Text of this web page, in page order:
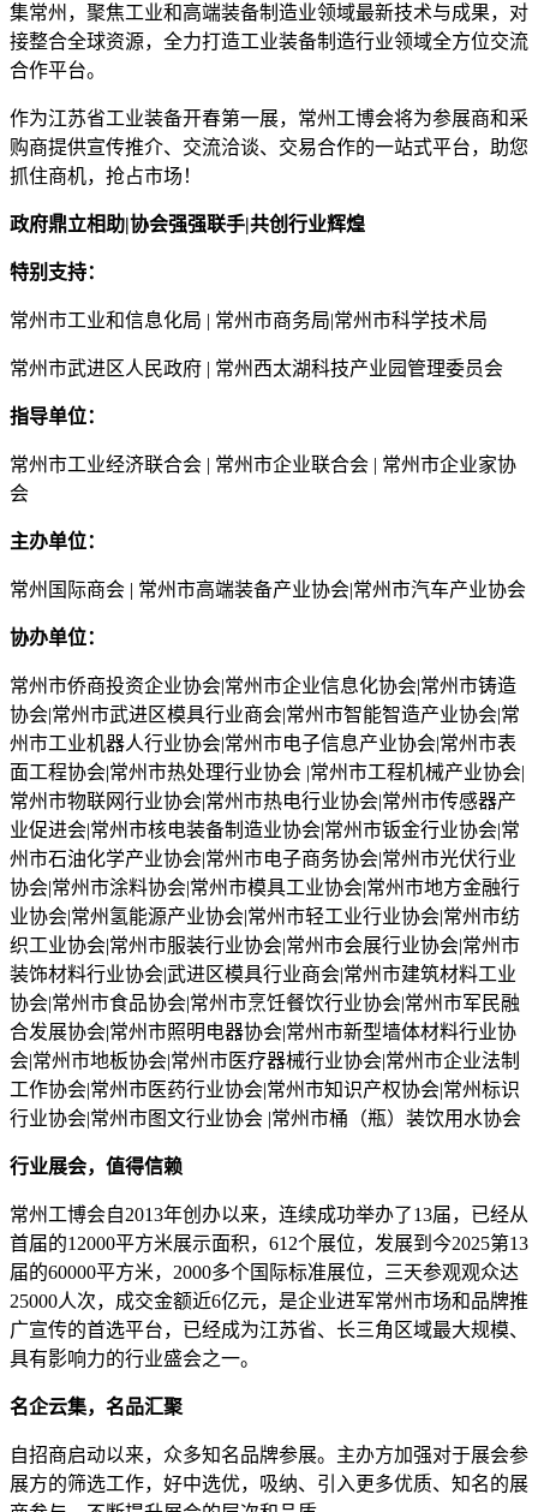
集常州，聚焦工业和高端装备制造业领域最新技术与成果，对
接整合全球资源，全力打造工业装备制造行业领域全方位交流
合作平台。
作为江苏省工业装备开春第一展，常州工博会将为参展商和采
购商提供宣传推介、交流洽谈、交易合作的一站式平台，助您
抓住商机，抢占市场！
政府鼎立相助|协会强强联手|共创行业辉煌
特别支持：
常州市工业和信息化局 | 常州市商务局|常州市科学技术局
常州市武进区人民政府 | 常州西太湖科技产业园管理委员会
指导单位：
常州市工业经济联合会 | 常州市企业联合会 | 常州市企业家协
会
主办单位：
常州国际商会 | 常州市高端装备产业协会|常州市汽车产业协会
协办单位：
常州市侨商投资企业协会|常州市企业信息化协会|常州市铸造
协会|常州市武进区模具行业商会|常州市智能智造产业协会|常
州市工业机器人行业协会|常州市电子信息产业协会|常州市表
面工程协会|常州市热处理行业协会 |常州市工程机械产业协会|
常州市物联网行业协会|常州市热电行业协会|常州市传感器产
业促进会|常州市核电装备制造业协会|常州市钣金行业协会|常
州市石油化学产业协会|常州市电子商务协会|常州市光伏行业
协会|常州市涂料协会|常州市模具工业协会|常州市地方金融行
业协会|常州氢能源产业协会|常州市轻工业行业协会|常州市纺
织工业协会|常州市服装行业协会|常州市会展行业协会|常州市
装饰材料行业协会|武进区模具行业商会|常州市建筑材料工业
协会|常州市食品协会|常州市烹饪餐饮行业协会|常州市军民融
合发展协会|常州市照明电器协会|常州市新型墙体材料行业协
会|常州市地板协会|常州市医疗器械行业协会|常州市企业法制
工作协会|常州市医药行业协会|常州市知识产权协会|常州标识
行业协会|常州市图文行业协会 |常州市桶（瓶）装饮用水协会
行业展会，值得信赖
常州工博会自2013年创办以来，连续成功举办了13届，已经从
首届的12000平方米展示面积，612个展位，发展到今2025第13
届的60000平方米，2000多个国际标准展位，三天参观观众达
25000人次，成交金额近6亿元，是企业进军常州市场和品牌推
广宣传的首选平台，已经成为江苏省、长三角区域最大规模、
具有影响力的行业盛会之一。
名企云集，名品汇聚
自招商启动以来，众多知名品牌参展。主办方加强对于展会参
展方的筛选工作，好中选优，吸纳、引入更多优质、知名的展